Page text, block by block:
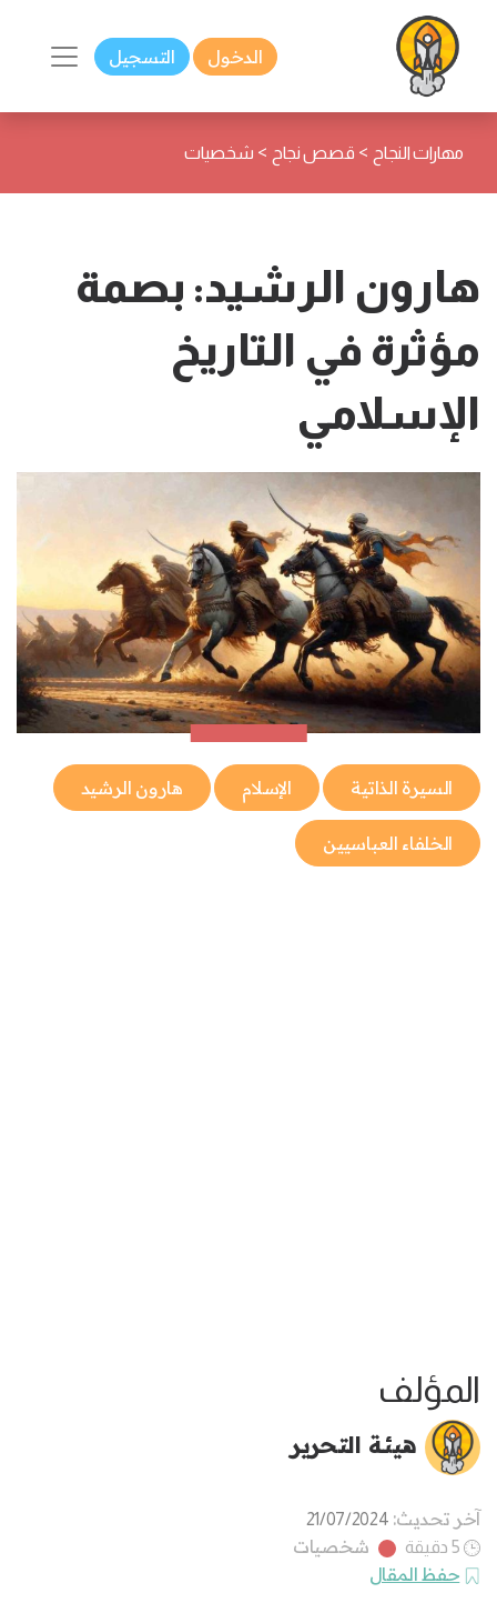
الدخول التسجيل
مهارات النجاح > قصص نجاح > شخصيات
هارون الرشيد: بصمة
مؤثرة في التاريخ
الإسلامي
السيرة الذاتية الإسلام هارون الرشيد
الخلفاء العباسيين
المؤلف
هيئة التحرير
آخر تحديث: 21/07/2024
5 دقيقة
شخصيات
حفظ المقال